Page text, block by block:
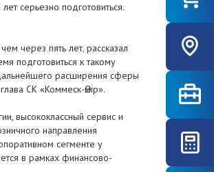
серьезно подготовиться.
через пять лет, рассказал
подготовиться к такому
расширения сферы
СК «Коммеск-Өмір».
высококлассный сервис и
направления
сегменте у
в рамках финансово-